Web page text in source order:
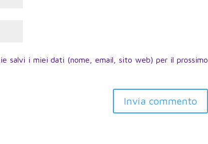
salvi i miei dati (nome, email, sito web) per il prossimo
Invia commento